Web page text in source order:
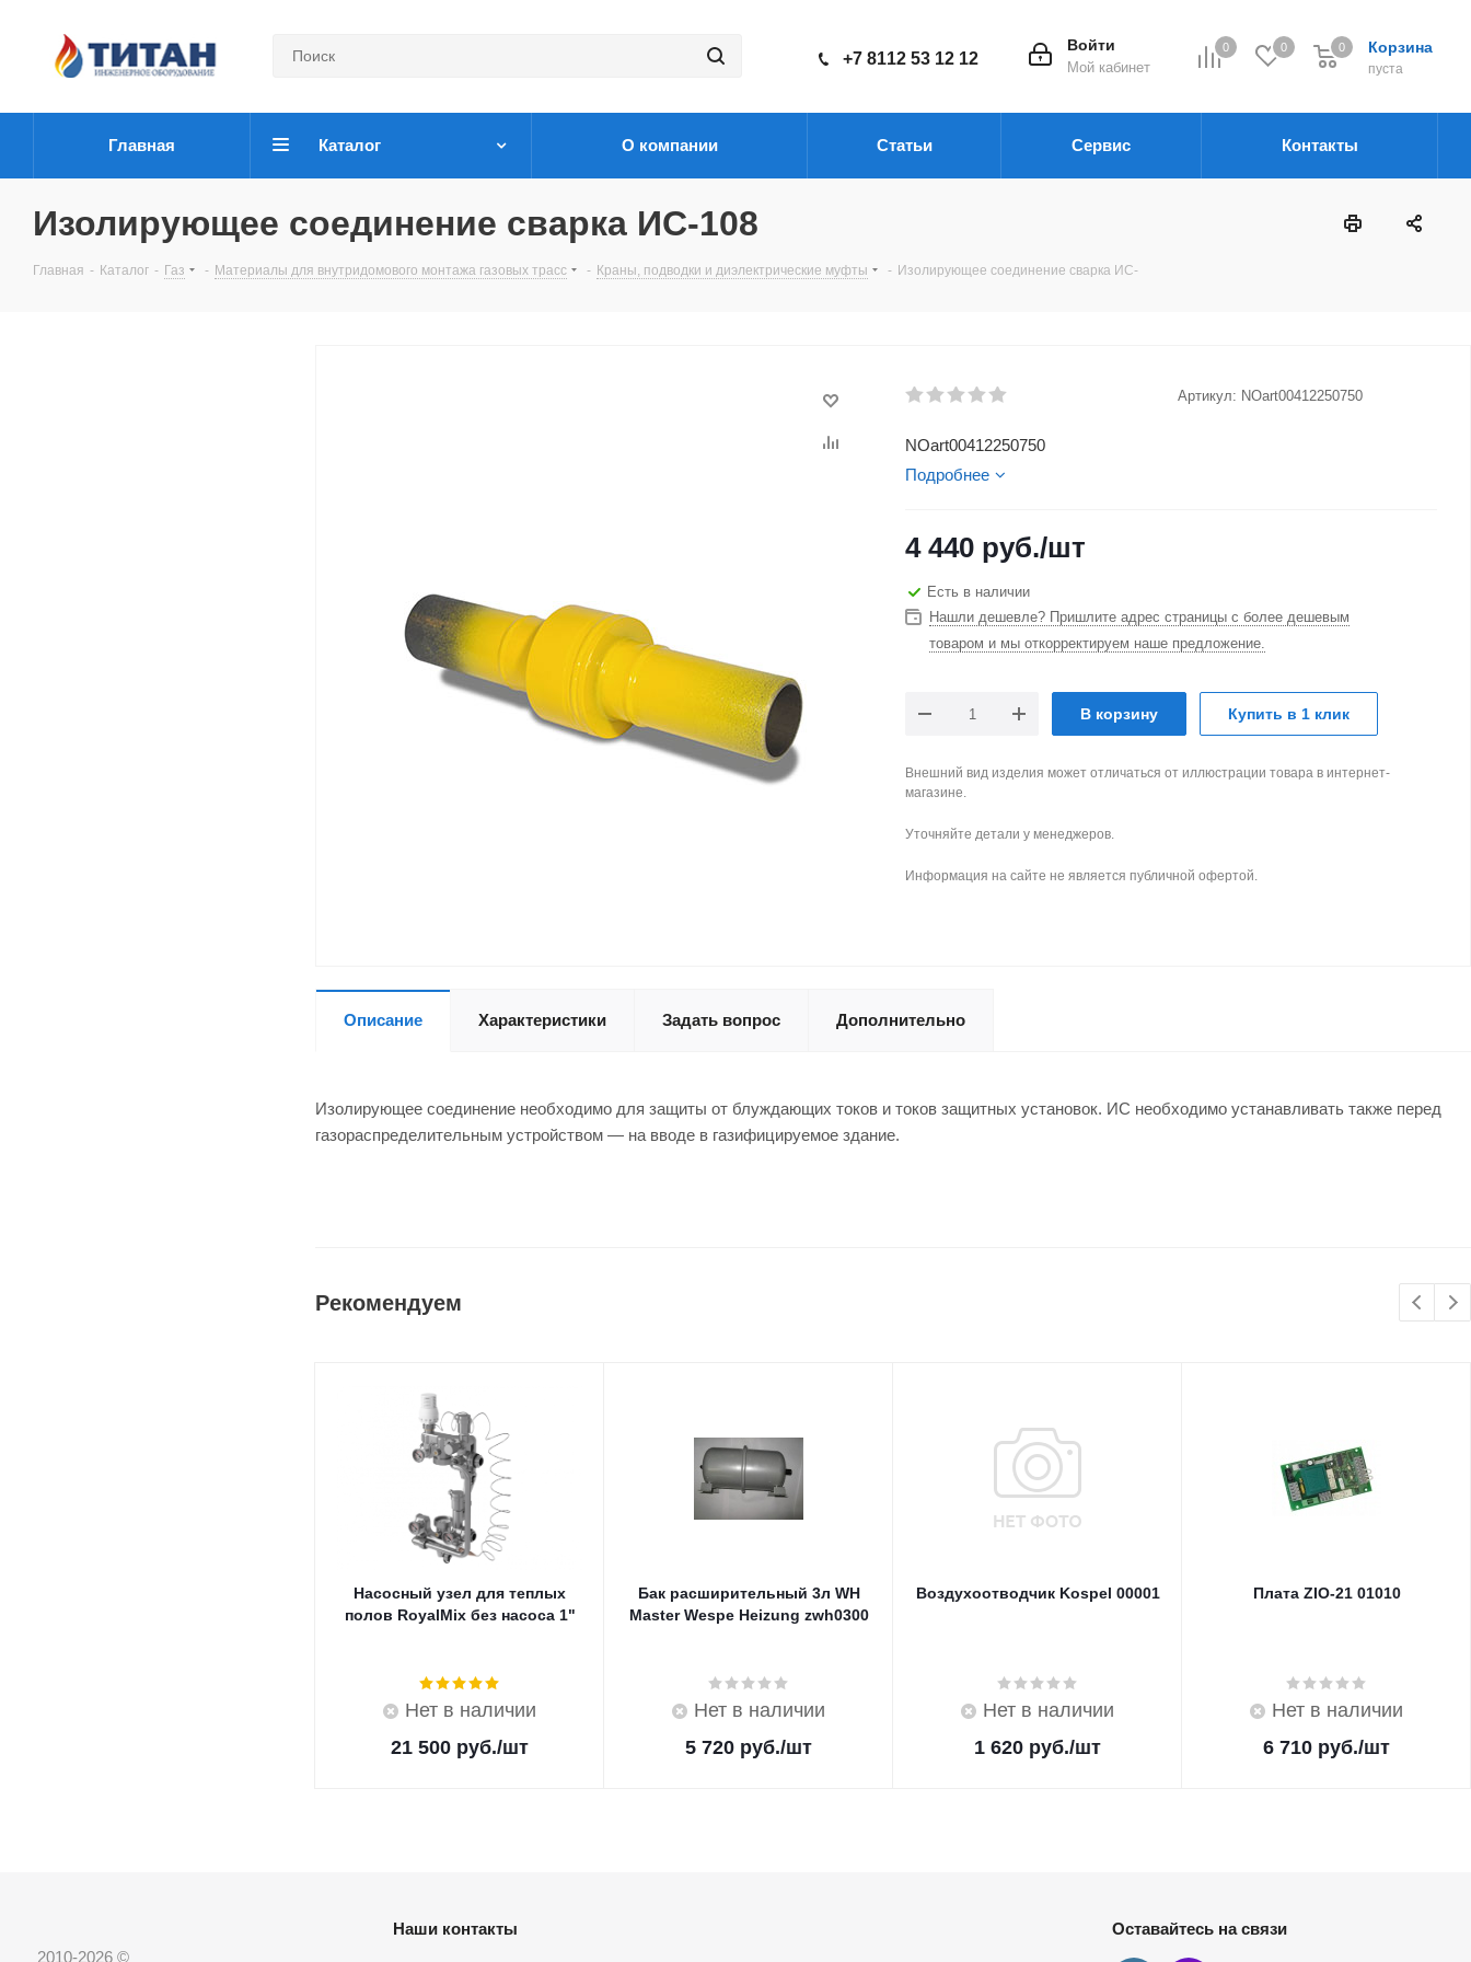
0 0 Корзина
пуста
0
Войти
Мой кабинет
+7 8112 53 12 12
Главная Каталог О компании Статьи Сервис Контакты
Изолирующее соединение сварка ИС-108
Главная - Каталог - Газ - Материалы для внутридомового монтажа газовых трасс - Краны, подводки и диэлектрические муфты - Изолирующее соединение сварка ИС-
Артикул: NOart00412250750
NOart00412250750
Подробнее
4 440 руб./шт
Есть в наличии
Нашли дешевле? Пришлите адрес страницы с более дешевым
товаром и мы откорректируем наше предложение.
В корзину Купить в 1 клик
Внешний вид изделия может отличаться от иллюстрации товара в интернет-
магазине.
Уточняйте детали у менеджеров.
Информация на сайте не является публичной офертой.
Описание Характеристики Задать вопрос Дополнительно
Изолирующее соединение необходимо для защиты от блуждающих токов и токов защитных установок. ИС необходимо устанавливать также перед
газораспределительным устройством — на вводе в газифицируемое здание.
Рекомендуем
Насосный узел для теплых
полов RoyalMix без насоса 1"
Нет в наличии
21 500 руб./шт
Бак расширительный 3л WH
Master Wespe Heizung zwh0300
Нет в наличии
5 720 руб./шт
Воздухоотводчик Kospel 00001
Нет в наличии
1 620 руб./шт
Плата ZIO-21 01010
Нет в наличии
6 710 руб./шт
2010-2026 ©
Наши контакты Оставайтесь на связи